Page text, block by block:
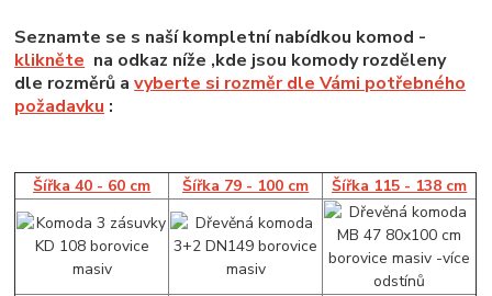
Seznamte se s naší kompletní nabídkou komod -
kliknětena odkaz níže ,kde jsou komody rozděleny
dle rozměrů avyberte si rozměr dle Vámi potřebného
požadavku:
Šířka 40 - 60 cm Šířka 79 - 100 cm Šířka 115 - 138 cm